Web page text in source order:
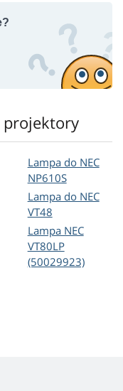
projektory
Lampa do NEC
NP610S
Lampa do NEC
VT48
Lampa NEC
VT80LP
(50029923)